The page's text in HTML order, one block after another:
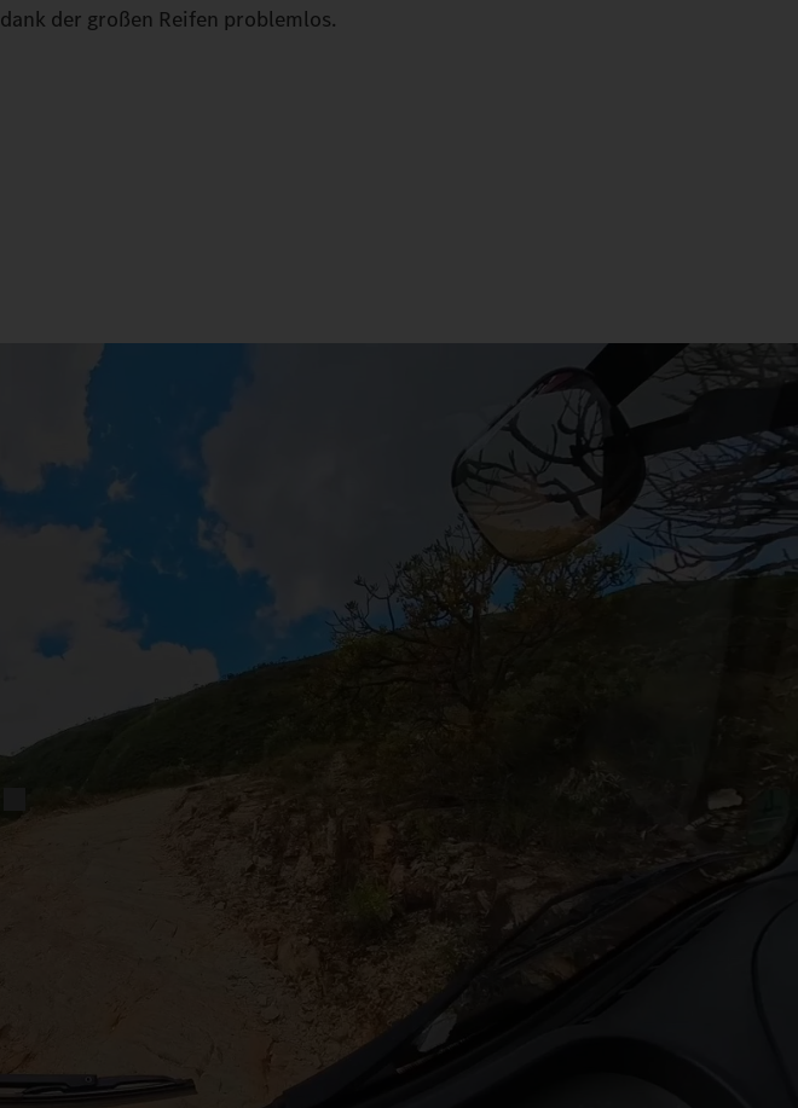
dank der großen Reifen problemlos.